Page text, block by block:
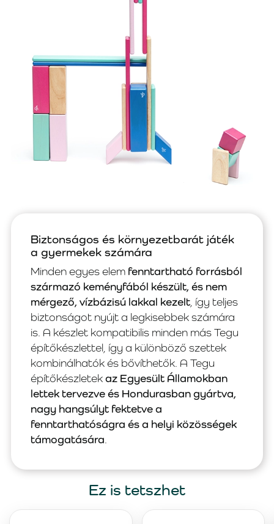
Biztonságos és környezetbarát játék
a gyermekek számára
Minden egyes elem fenntartható forrásból
származó keményfából készült, és nem
mérgező, vízbázisú lakkal kezelt , így teljes
biztonságot nyújt a legkisebbek számára
is. A készlet kompatibilis minden más Tegu
építőkészlettel, így a különböző szettek
kombinálhatók és bővíthetők. A Tegu
építőkészletekaz Egyesült Államokban
lettek tervezve és Hondurasban gyártva,
nagy hangsúlyt fektetve a
fenntarthatóságra és a helyi közösségek
támogatására.
Ez is tetszhet